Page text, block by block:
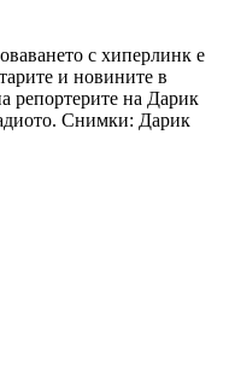
с хиперлинк е
и новините в
репортерите на Дарик
Снимки: Дарик